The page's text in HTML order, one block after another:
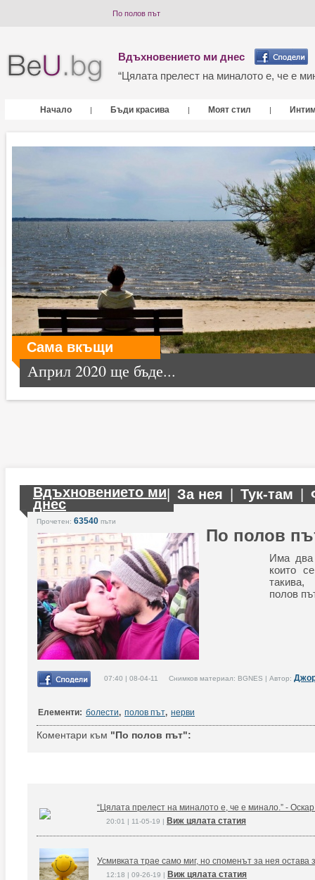
По полов път
Вдъхновението ми днес
“Цялата прелест на миналото е, че е
Начало | Бъди красива | Моят стил |
Сама вкъщи
Април 2020 ще бъде...
Вдъхновението ми
днес
За нея Тук-там
Прочетен: 63540 пъти
По полов
Има два
които
полов
07:40 | 08-04-11 Снимков материал: BGNES | Автор:
Елементи: болести, полов път, нерви
Коментари към "По полов път":
“Цялата прелест на миналото е, че е минало.” -
20:01 | 11-05-19 | Виж цялата статия
Усмивката трае само миг, но споменът за нея остава
12:18 | 09-26-19 | Виж цялата статия